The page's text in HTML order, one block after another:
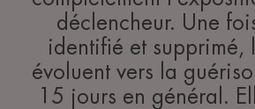
déclencheur. Une
identifié et supprimé,
évoluent vers la
15 jours en général.